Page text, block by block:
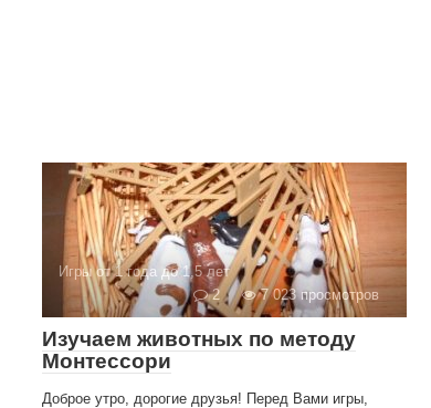
Игры от 1 года до 1,5 лет
2
7 023 просмотров
Изучаем животных по методу
Монтессори
Доброе утро, дорогие друзья! Перед Вами игры,